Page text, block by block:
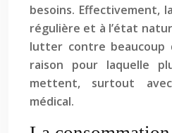
besoins. Effectivement,
régulière et à l’état
lutter contre beaucoup
raison pour laquelle
mettent, surtout
médical.